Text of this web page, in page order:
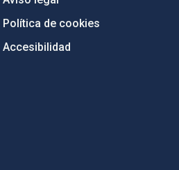
Política de cookies
Accesibilidad